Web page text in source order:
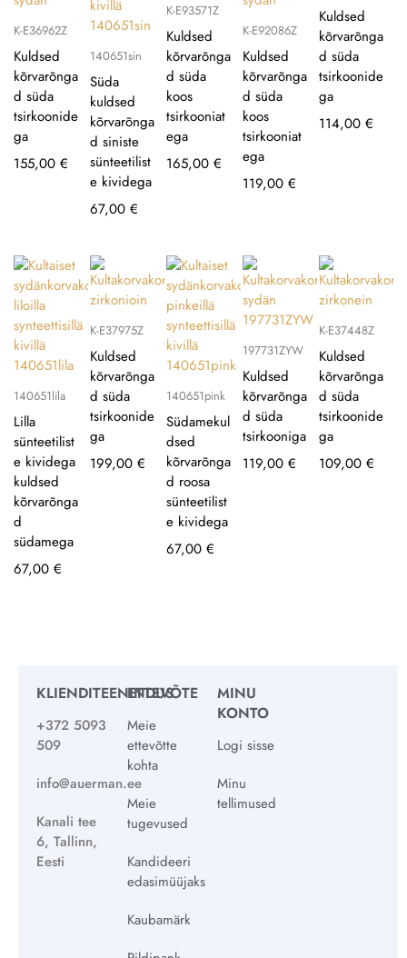
K-E36962Z
Kuldsed
kõrvarõnga
d süda
tsirkoonide
ga
155,00 €
140651sin
Süda
kuldsed
kõrvarõnga
d siniste
sünteetilist
e kividega
67,00 €
K-E93571Z
Kuldsed
kõrvarõnga
d süda
koos
tsirkooniat
ega
165,00 €
K-E92086Z
Kuldsed
kõrvarõnga
d süda
koos
tsirkooniat
ega
119,00 €
Kuldsed
kõrvarõnga
d süda
tsirkoonide
ga
114,00 €
140651lila
Lilla
sünteetilist
e kividega
kuldsed
kõrvarõnga
d
südamega
67,00 €
K-E37975Z
Kuldsed
kõrvarõnga
d süda
tsirkoonide
ga
199,00 €
140651pink
Südamekul
dsed
kõrvarõnga
d roosa
sünteetilist
e kividega
67,00 €
197731ZYW
Kuldsed
kõrvarõnga
d süda
tsirkooniga
119,00 €
K-E37448Z
Kuldsed
kõrvarõnga
d süda
tsirkoonide
ga
109,00 €
KLIENDITEENINDUS
+372 5093
509
info@auerman.ee
Kanali tee
6, Tallinn,
Eesti
ETTEVÕTE
Meie
ettevõtte
kohta
Meie
tugevused
Kandideeri
edasimüüjaks
Kaubamärk
MINU
KONTO
Logi sisse
Minu
tellimused